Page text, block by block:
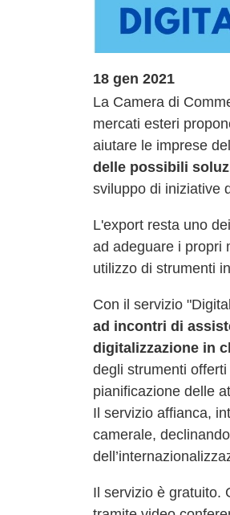
18 gen 2021
La Camera di
mercati esteri
aiutare le imprese
delle possibili
sviluppo di iniziative
L'export resta uno
ad adeguare i propri
utilizzo di strumenti
Con il servizio
ad incontri di
digitalizzazione in
degli strumenti
pianificazione delle
Il servizio affianca,
camerale,
Il servizio è gratuito.